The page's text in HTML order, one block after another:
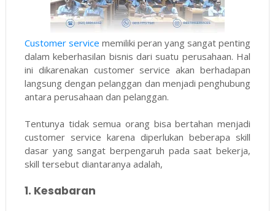
Customer service memiliki peran yang sangat penting
dalam keberhasilan bisnis dari suatu perusahaan. Hal
ini dikarenakan customer service akan berhadapan
langsung dengan pelanggan dan menjadi penghubung
antara perusahaan dan pelanggan.
Tentunya tidak semua orang bisa bertahan menjadi
customer service karena diperlukan beberapa skill
dasar yang sangat berpengaruh pada saat bekerja,
skill tersebut diantaranya adalah,
1. Kesabaran